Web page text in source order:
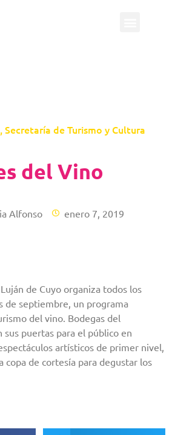
,Secretaría de Turismo y Cultura
del Vino
Alfonso enero 7, 2019
de Cuyo organiza todos los
de septiembre, un programa
del vino. Bodegas del
puertas para el público en
artísticos de primer nivel,
copa de cortesía para degustar los